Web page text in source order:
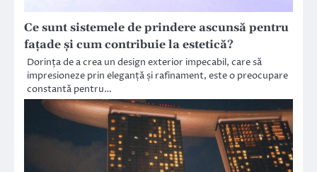
Ce sunt sistemele de prindere ascunsă pentru
fațade și cum contribuie la estetică?
Dorința de a crea un design exterior impecabil, care să
impresioneze prin eleganță și rafinament, este o preocupare
constantă pentru…